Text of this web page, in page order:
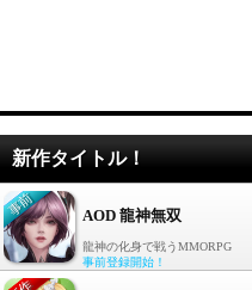
新作タイトル！
AOD 龍神無双
龍神の化身で戦うMMORPG
事前登録開始！